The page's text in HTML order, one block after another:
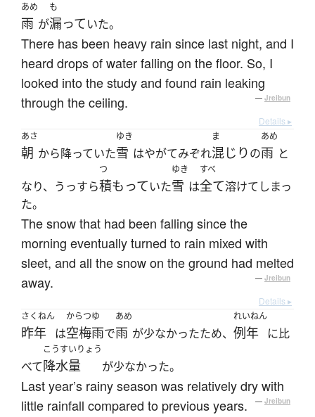
あめ
雨 が
も
漏っていた。
There has been heavy rain since last night, and I
heard drops of water falling on the floor. So, I
looked into the study and found rain leaking
through the ceiling.
— Jreibun
Details ▸
あさ
朝 から降っていた
ゆき
雪 はやがてみぞれ
ま
混じりの
あめ
雨 と
なり、うっすら
つ
積もっていた
ゆき
雪 は
すべ
全て溶けてしまっ
た。
The snow that had been falling since the
morning eventually turned to rain mixed with
sleet, and all the snow on the ground had melted
away.
— Jreibun
Details ▸
さくねん
昨年 は
からつゆ
空梅雨で
あめ
雨 が少なかったため、
れいねん
例年 に比
べて
こうすいりょう
降水量 が少なかった。
Last year’s rainy season was relatively dry with
little rainfall compared to previous years.
— Jreibun